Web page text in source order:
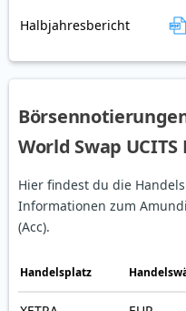
Halbjahresbericht
World Swap UCITS
Hier findest du die
Informationen zum Amundi
(Acc).
Handelsplatz